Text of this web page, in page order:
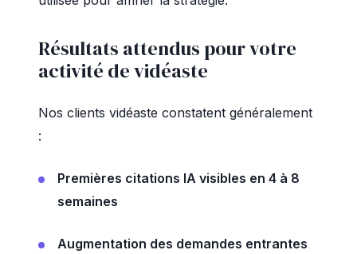
Résultats attendus pour votre
activité de vidéaste
Nos clients vidéaste constatent généralement
:
Premières citations IA visibles en 4 à 8
semaines
Augmentation des demandes entrantes